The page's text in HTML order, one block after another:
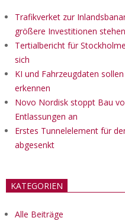
Trafikverket zur
größere Investitionen
Tertialbericht für
sich
KI und Fahrzeugdaten
erkennen
Novo Nordisk stoppt Bau
Entlassungen an
Erstes Tunnelelement für
abgesenkt
KATEGORIEN
Alle Beiträge